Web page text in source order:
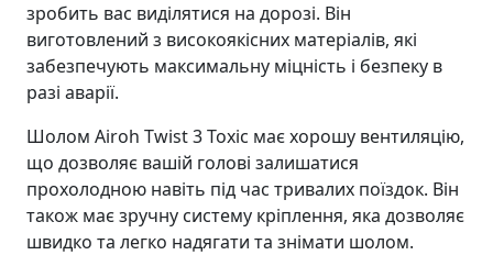
зробить вас виділятися на дорозі. Він
виготовлений з високоякісних матеріалів, які
забезпечують максимальну міцність і безпеку в
разі аварії.
Шолом Airoh Twist 3 Toxic має хорошу вентиляцію,
що дозволяє вашій голові залишатися
прохолодною навіть під час тривалих поїздок. Він
також має зручну систему кріплення, яка дозволяє
швидко та легко надягати та знімати шолом.